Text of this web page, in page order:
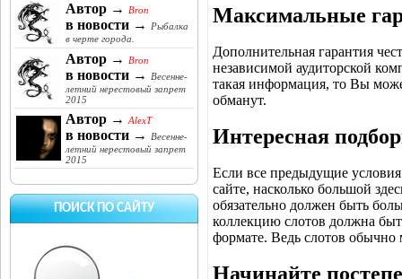
Автор → Bron
в новости →
Рыбалка
в черте города.
Автор → Bron
в новости →
Весенне-
летний нерестовый запрет
2015
Автор → AlexT
в новости →
Весенне-
летний нерестовый запрет
2015
ПОИСК ПО САЙТУ
Максимальные
Дополнительная гарантия
независимой аудиторской
такая информация, то Вы
обманут.
Интересная
Если все предыдущие
сайте, насколько большой
обязательно должен быть
коллекцию слотов должна
формате. Ведь слотов обычно
Начинайте